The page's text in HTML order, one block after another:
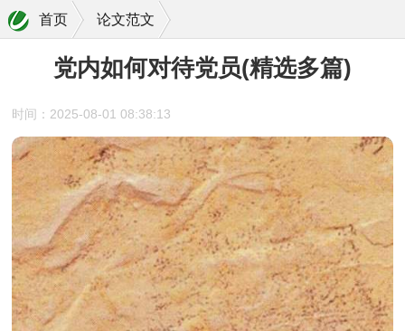
首页 论文范文
党内如何对待党员(精选多篇)
时间：2025-08-01 08:38:13